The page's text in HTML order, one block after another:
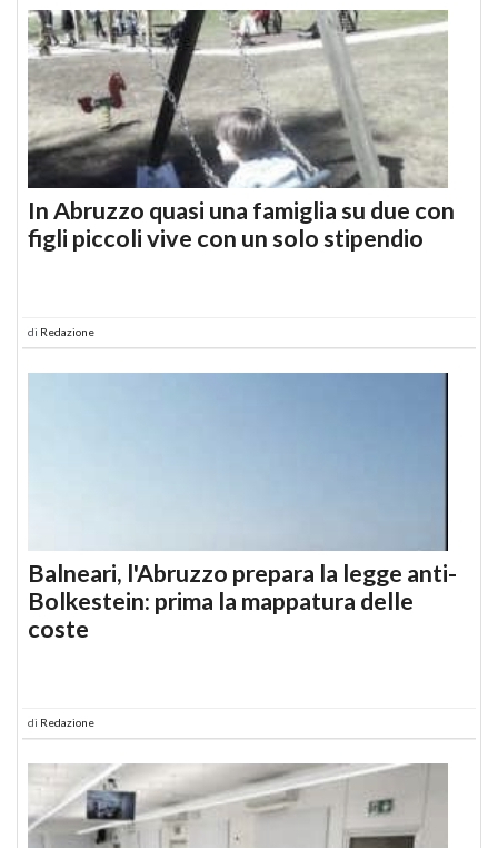
In Abruzzo quasi una famiglia su due con
figli piccoli vive con un solo stipendio
di Redazione
Balneari, l'Abruzzo prepara la legge anti-
Bolkestein: prima la mappatura delle
coste
di Redazione